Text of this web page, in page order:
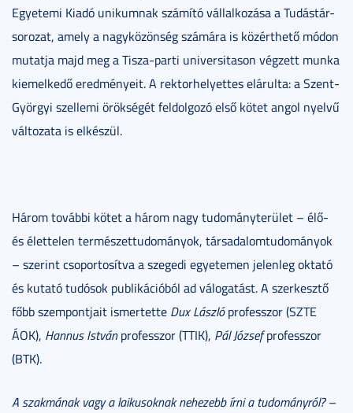
Egyetemi Kiadó unikumnak számító vállalkozása a Tudástár-
sorozat, amely a nagyközönség számára is közérthető módon
mutatja majd meg a Tisza-parti universitason végzett munka
kiemelkedő eredményeit. A rektorhelyettes elárulta: a Szent-
Györgyi szellemi örökségét feldolgozó első kötet angol nyelvű
változata is elkészül.
Három további kötet a három nagy tudományterület – élő-
és élettelen természettudományok, társadalomtudományok
– szerint csoportosítva a szegedi egyetemen jelenleg oktató
és kutató tudósok publikációból ad válogatást. A szerkesztő
főbb szempontjait ismertette Dux Lászlóprofesszor (SZTE
ÁOK), Hannus Istvánprofesszor (TTIK), Pál Józsefprofesszor
(BTK).
A szakmának vagy a laikusoknak nehezebb írni a tudományról?–